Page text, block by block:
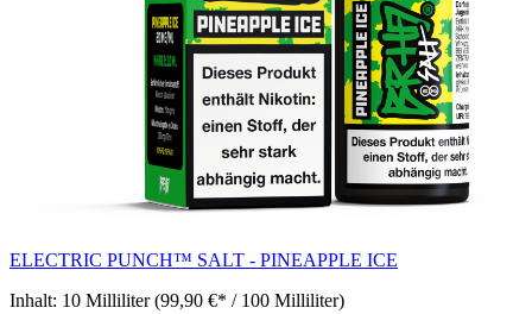
ELECTRIC PUNCH™ SALT - PINEAPPLE ICE
Inhalt: 10 Milliliter(99,90 €* / 100 Milliliter)